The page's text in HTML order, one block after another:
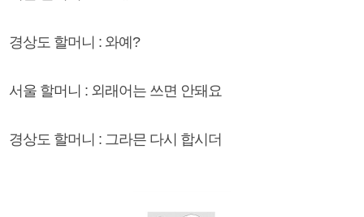
경상도 할머니 : 와예?
서울 할머니 : 외래어는 쓰면 안돼요
경상도 할머니 : 그라믄 다시 합시더